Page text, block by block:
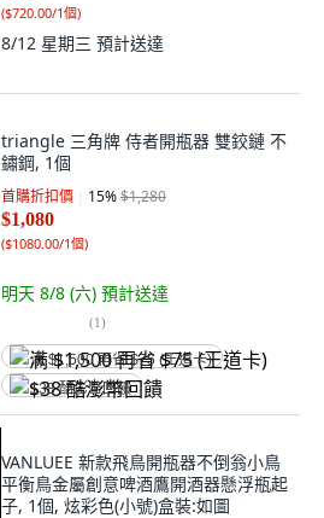
($720.00/1個)
8/12 星期三 預計送達
triangle 三角牌 侍者開瓶器 雙鉸鏈 不
鏽鋼, 1個
首購折扣價 15%$1,280
$1,080
($1080.00/1個)
明天 8/8 (六) 預計送達
(1)
满 $1,500 再省 $75 (王道卡)
$38 酷澎幣回饋
VANLUEE 新款飛鳥開瓶器不倒翁小鳥
平衡鳥金屬創意啤酒鷹開酒器懸浮瓶起
子, 1個, 炫彩色(小號)盒裝:如圖